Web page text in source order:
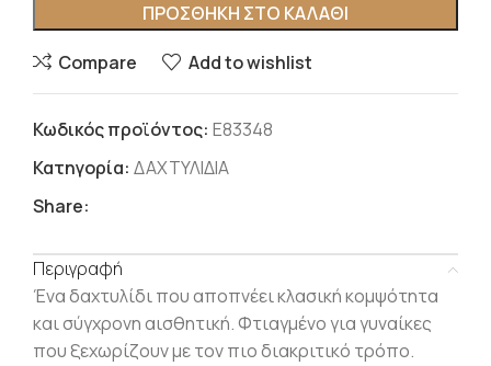
ΠΡΟΣΘΉΚΗ ΣΤΟ ΚΑΛΆΘΙ
Compare Add to wishlist
Κωδικός προϊόντος: Ε83348
Κατηγορία: ΔΑΧΤΥΛΙΔΙΑ
Share:
Περιγραφή
Ένα δαχτυλίδι που αποπνέει κλασική κομψότητα
και σύγχρονη αισθητική. Φτιαγμένο για γυναίκες
που ξεχωρίζουν με τον πιο διακριτικό τρόπο.